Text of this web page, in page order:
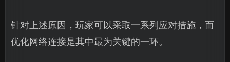
针对上述原因，玩家可以采取一系列应对措施，而
优化网络连接是其中最为关键的一环。